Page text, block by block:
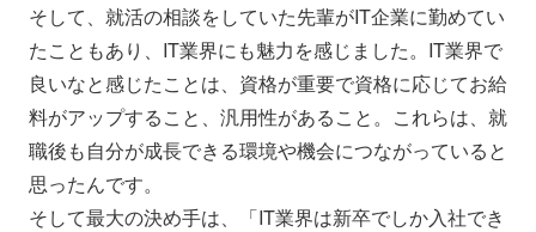
そして、就活の相談をしていた先輩がIT企業に勤めてい
たこともあり、IT業界にも魅力を感じました。IT業界で
良いなと感じたことは、資格が重要で資格に応じてお給
料がアップすること、汎用性があること。これらは、就
職後も自分が成長できる環境や機会につながっていると
思ったんです。
そして最大の決め手は、「IT業界は新卒でしか入社でき